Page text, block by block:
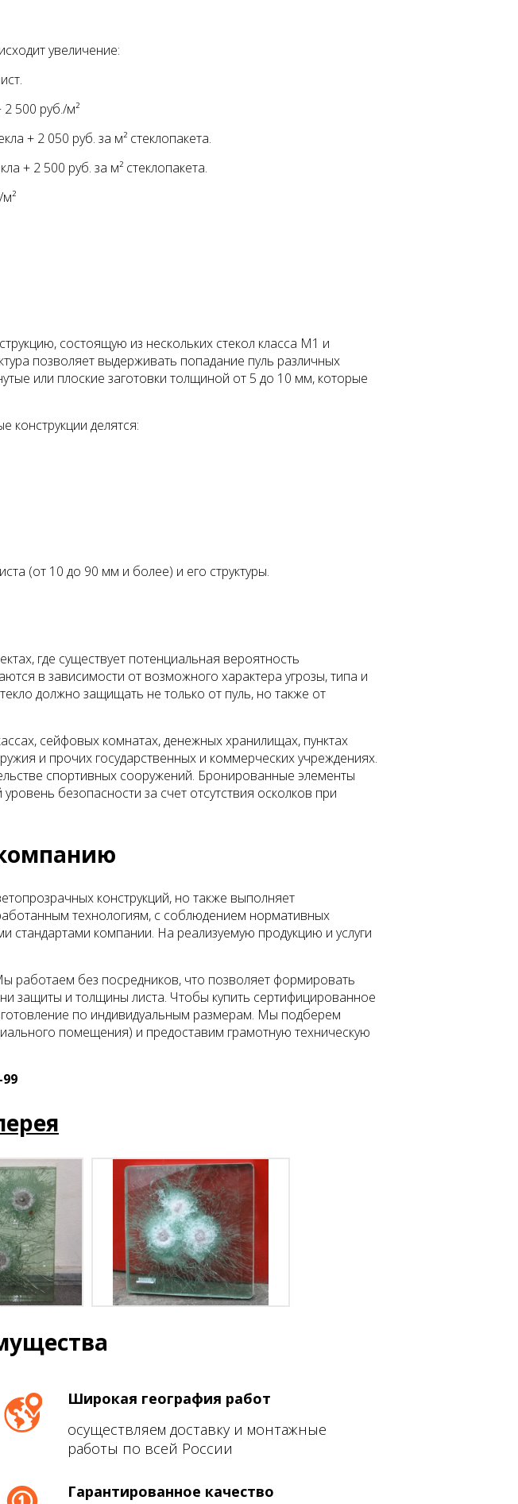
увеличение:
500 руб./м²
+ 2 050 руб. за м² стеклопакета.
+ 2 500 руб. за м² стеклопакета.
состоящую из нескольких стекол класса M1 и
позволяет выдерживать попадание пуль различных
или плоские заготовки толщиной от 5 до 10 мм, которые
конструкции делятся:
(от 10 до 90 мм и более) и его структуры.
где существует потенциальная вероятность
в зависимости от возможного характера угрозы, типа и
должно защищать не только от пуль, но также от
сейфовых комнатах, денежных хранилищах, пунктах
и прочих государственных и коммерческих учреждениях.
спортивных сооружений. Бронированные элементы
безопасности за счет отсутствия осколков при
конструкций, но также выполняет
технологиям, с соблюдением нормативных
стандартами компании. На реализуемую продукцию и услуги
работаем без посредников, что позволяет формировать
защиты и толщины листа. Чтобы купить сертифицированное
по индивидуальным размерам. Мы подберем
помещения) и предоставим грамотную техническую
Широкая география работ
осуществляем доставку и монтажные
работы по всей России
Гарантированное качество